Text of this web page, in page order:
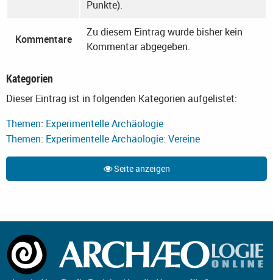
Punkte).
Kommentare
Zu diesem Eintrag wurde bisher kein
Kommentar abgegeben.
Kategorien
Dieser Eintrag ist in folgenden Kategorien aufgelistet:
Themen: Experimentelle Archäologie
Themen: Experimentelle Archäologie: Vereine
Seite anzeigen